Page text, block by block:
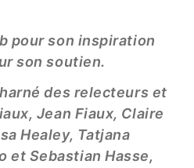
pour son inspiration
son soutien.
des relecteurs et
Jean Fiaux, Claire
Healey, Tatjana
et Sebastian Hasse,